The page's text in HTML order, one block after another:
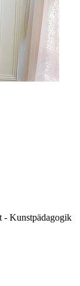
- Kunstpädagogik